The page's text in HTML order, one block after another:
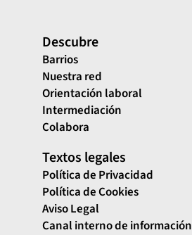
Descubre
Barrios
Nuestra red
Orientación laboral
Intermediación
Colabora
Textos legales
Política de Privacidad
Política de Cookies
Aviso Legal
Canal interno de información